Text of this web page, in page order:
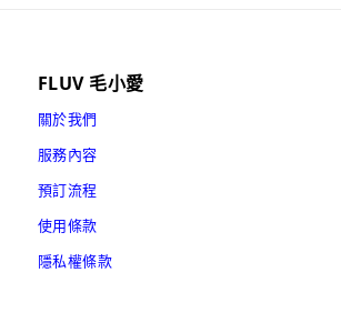
FLUV 毛小愛
關於我們
服務內容
預訂流程
使用條款
隱私權條款